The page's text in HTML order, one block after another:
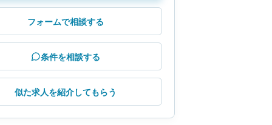
フォームで相談する
条件を相談する
似た求人を紹介してもらう